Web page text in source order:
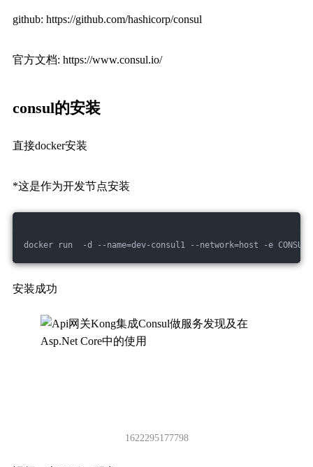
github: https://github.com/hashicorp/consul
官方文档: https://www.consul.io/
consul的安装
直接docker安装
*这是作为开发节点安装
docker run  -d --name=dev-consul1 --network=host -e
安装成功
1622295177798